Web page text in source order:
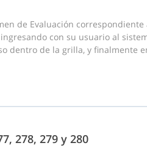
de Evaluación correspondiente
con su usuario al
dentro de la grilla, y finalmente
278, 279 y 280